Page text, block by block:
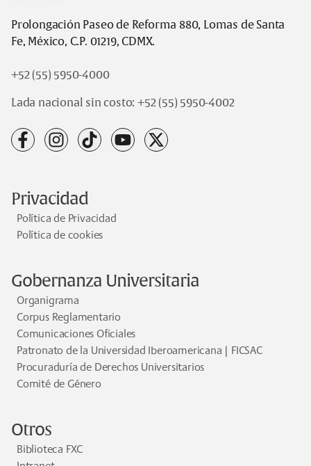
Prolongación Paseo de Reforma 880, Lomas de Santa
Fe, México, C.P. 01219, CDMX.
+52 (55) 5950-4000
Lada nacional sin costo: +52 (55) 5950-4002
facebookinstagram
tiktok youtube
x
Privacidad
Política de Privacidad
Política de cookies
Gobernanza Universitaria
Organigrama
Corpus Reglamentario
Comunicaciones Oficiales
Patronato de la Universidad Iberoamericana | FICSAC
Procuraduría de Derechos Universitarios
Comité de Género
Otros
Biblioteca FXC